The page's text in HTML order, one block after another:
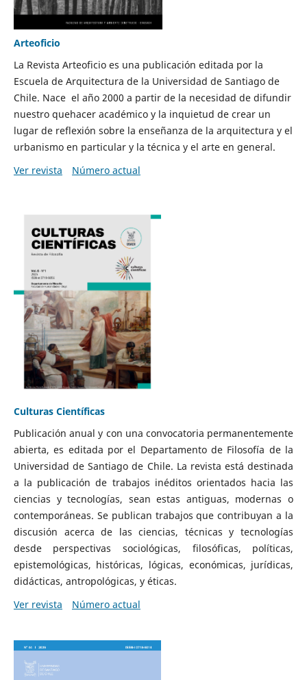
Arteoficio
La Revista Arteoficio es una publicación editada por la
Escuela de Arquitectura de la Universidad de Santiago de
Chile. Nace el año 2000 a partir de la necesidad de difundir
nuestro quehacer académico y la inquietud de crear un
lugar de reflexión sobre la enseñanza de la arquitectura y el
urbanismo en particular y la técnica y el arte en general.
Ver revista
Número actual
Culturas Científicas
Publicación anual y con una convocatoria permanentemente
abierta, es editada por el Departamento de Filosofía de la
Universidad de Santiago de Chile. La revista está destinada
a la publicación de trabajos inéditos orientados hacia las
ciencias y tecnologías, sean estas antiguas, modernas o
contemporáneas. Se publican trabajos que contribuyan a la
discusión acerca de las ciencias, técnicas y tecnologías
desde perspectivas sociológicas, filosóficas, políticas,
epistemológicas, históricas, lógicas, económicas, jurídicas,
didácticas, antropológicas, y éticas.
Ver revista
Número actual